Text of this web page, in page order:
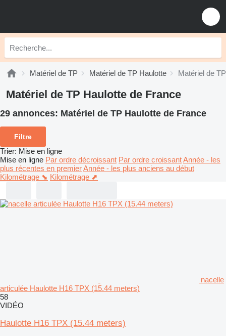
Matériel de TP Matériel de TP Haulotte Matériel de
Matériel de TP Haulotte de France
29 annonces: Matériel de TP Haulotte de France
Filtre
Trier: Mise en ligne
Mise en ligne Par ordre décroissant Par ordre croissantAnnée - les
plus récentes en premierAnnée - les plus anciens au début
Kilométrage ⬊ Kilométrage ⬈
nacelle
articulée Haulotte H16 TPX (15.44 meters)
58
VIDÉO
Haulotte H16 TPX (15.44 meters)